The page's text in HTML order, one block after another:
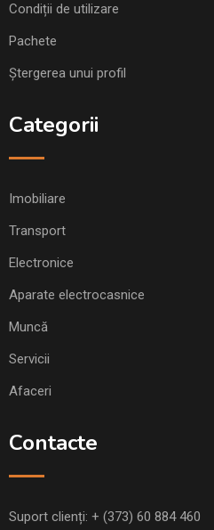
Condiții de utilizare
Pachete
Ștergerea unui profil
Categorii
Imobiliare
Transport
Electronice
Aparate electrocasnice
Muncă
Servicii
Afaceri
Contacte
Suport clienți: + (373) 60 884 460